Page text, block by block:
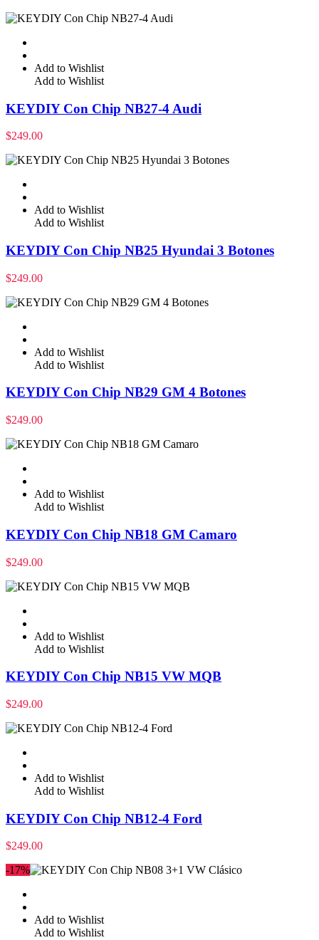
Add to Wishlist
Add to Wishlist
KEYDIY Con Chip NB27-4 Audi
$249.00
Add to Wishlist
Add to Wishlist
KEYDIY Con Chip NB25 Hyundai 3 Botones
$249.00
Add to Wishlist
Add to Wishlist
KEYDIY Con Chip NB29 GM 4 Botones
$249.00
Add to Wishlist
Add to Wishlist
KEYDIY Con Chip NB18 GM Camaro
$249.00
Add to Wishlist
Add to Wishlist
KEYDIY Con Chip NB15 VW MQB
$249.00
Add to Wishlist
Add to Wishlist
KEYDIY Con Chip NB12-4 Ford
$249.00
-17%
Add to Wishlist
Add to Wishlist